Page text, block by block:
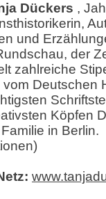
Dückers ,
und
der
zahlreiche
Deutschen
Köpfen
in Berlin.